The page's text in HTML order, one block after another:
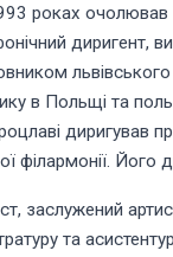
роках очолював
диригент,
в Польщі та
диригував
філармонії. Його
заслужений
та